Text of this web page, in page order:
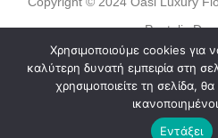
Pantelis
Χρησιμοποιούμε cookies για
καλύτερη δυνατή εμπειρία στη
χρησιμοποιείτε τη σελίδα,
Εντάξει